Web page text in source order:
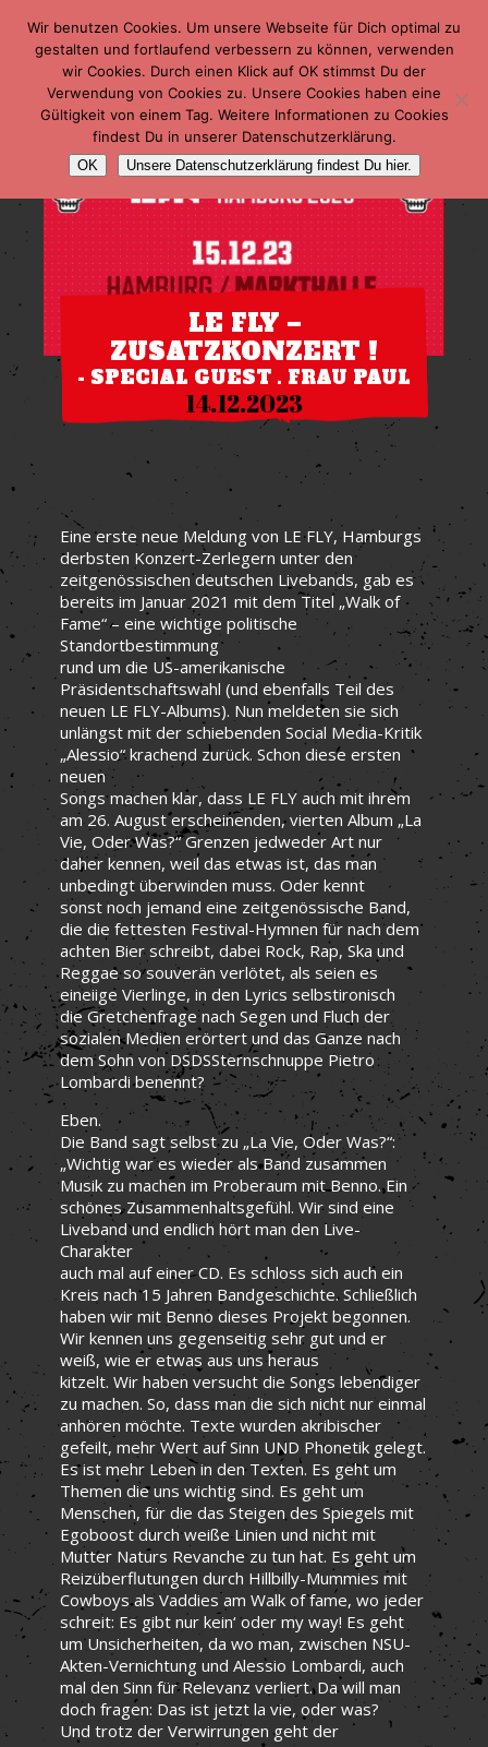
LE FLY –
ZUSATZKONZERT !
- SPECIAL GUEST . FRAU PAUL
14.12.2023
Eine erste neue Meldung von LE FLY, Hamburgs
derbsten Konzert-Zerlegern unter den
zeitgenössischen deutschen Livebands, gab es
bereits im Januar 2021 mit dem Titel „Walk of
Fame“ – eine wichtige politische
Standortbestimmung
rund um die US-amerikanische
Präsidentschaftswahl (und ebenfalls Teil des
neuen LE FLY-Albums). Nun meldeten sie sich
unlängst mit der schiebenden Social Media-Kritik
„Alessio“ krachend zurück. Schon diese ersten
neuen
Songs machen klar, dass LE FLY auch mit ihrem
am 26. August erscheinenden, vierten Album „La
Vie, Oder Was?“ Grenzen jedweder Art nur
daher kennen, weil das etwas ist, das man
unbedingt überwinden muss. Oder kennt
sonst noch jemand eine zeitgenössische Band,
die die fettesten Festival-Hymnen für nach dem
achten Bier schreibt, dabei Rock, Rap, Ska und
Reggae so souverän verlötet, als seien es
eineiige Vierlinge, in den Lyrics selbstironisch
die Gretchenfrage nach Segen und Fluch der
sozialen Medien erörtert und das Ganze nach
dem Sohn von DSDSSternschnuppe Pietro
Lombardi benennt?
Eben.
Die Band sagt selbst zu „La Vie, Oder Was?“:
„Wichtig war es wieder als Band zusammen
Musik zu machen im Proberaum mit Benno. Ein
schönes Zusammenhaltsgefühl. Wir sind eine
Liveband und endlich hört man den Live-
Charakter
auch mal auf einer CD. Es schloss sich auch ein
Kreis nach 15 Jahren Bandgeschichte. Schließlich
haben wir mit Benno dieses Projekt begonnen.
Wir kennen uns gegenseitig sehr gut und er
weiß, wie er etwas aus uns heraus
kitzelt. Wir haben versucht die Songs lebendiger
zu machen. So, dass man die sich nicht nur einmal
anhören möchte. Texte wurden akribischer
gefeilt, mehr Wert auf Sinn UND Phonetik gelegt.
Es ist mehr Leben in den Texten. Es geht um
Themen die uns wichtig sind. Es geht um
Menschen, für die das Steigen des Spiegels mit
Egoboost durch weiße Linien und nicht mit
Mutter Naturs Revanche zu tun hat. Es geht um
Reizüberflutungen durch Hillbilly-Mummies mit
Cowboys als Vaddies am Walk of fame, wo jeder
schreit: Es gibt nur kein‘ oder my way! Es geht
um Unsicherheiten, da wo man, zwischen NSU-
Akten-Vernichtung und Alessio Lombardi, auch
mal den Sinn für Relevanz verliert. Da will man
doch fragen: Das ist jetzt la vie, oder was?
Und trotz der Verwirrungen geht der
Wir benutzen Cookies. Um unsere Webseite für Dich optimal zu
gestalten und fortlaufend verbessern zu können, verwenden
wir Cookies. Durch einen Klick auf OK stimmst Du der
Verwendung von Cookies zu. Unsere Cookies haben eine
Gültigkeit von einem Tag. Weitere Informationen zu Cookies
findest Du in unserer Datenschutzerklärung.
OK Unsere Datenschutzerklärung findest Du hier.